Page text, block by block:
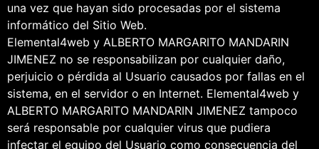
una vez que hayan sido procesadas por el sistema
informático del Sitio Web.
Elemental4web y ALBERTO MARGARITO MANDARIN
JIMENEZ no se responsabilizan por cualquier daño,
perjuicio o pérdida al Usuario causados por fallas en el
sistema, en el servidor o en Internet. Elemental4web y
ALBERTO MARGARITO MANDARIN JIMENEZ tampoco
será responsable por cualquier virus que pudiera
infectar el equipo del Usuario como consecuencia del